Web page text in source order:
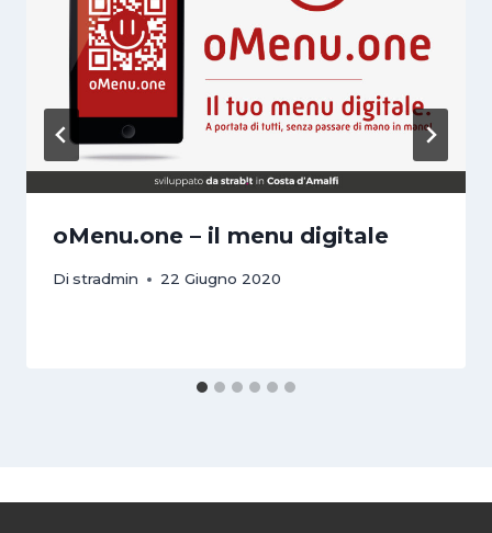
oMenu.one – il menu digitale
Di stradmin 22 Giugno 2020